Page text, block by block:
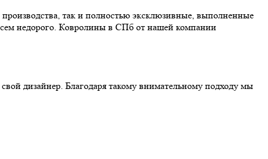
так и полностью эксклюзивные, выполненные
недорого. Ковролины в СПб от нашей компании
дизайнер. Благодаря такому внимательному подходу мы